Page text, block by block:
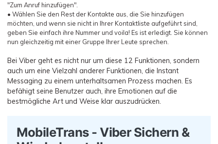
"Zum Anruf hinzufügen".
• Wählen Sie den Rest der Kontakte aus, die Sie hinzufügen
möchten, und wenn sie nicht in Ihrer Kontaktliste aufgeführt sind,
geben Sie einfach ihre Nummer und voila! Es ist erledigt. Sie können
nun gleichzeitig mit einer Gruppe Ihrer Leute sprechen.
Bei Viber geht es nicht nur um diese 12 Funktionen, sondern
auch um eine Vielzahl anderer Funktionen, die Instant
Messaging zu einem unterhaltsamen Prozess machen. Es
befähigt seine Benutzer auch, ihre Emotionen auf die
bestmögliche Art und Weise klar auszudrücken.
MobileTrans - Viber Sichern &